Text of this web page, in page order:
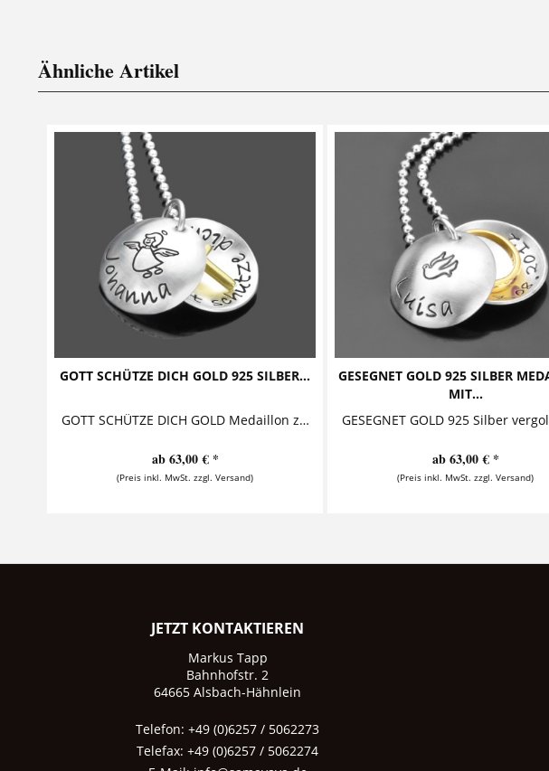
Ähnliche Artikel
GOTT SCHÜTZE DICH GOLD 925 SILBER...
GOTT SCHÜTZE DICH GOLD Medaillon zur Taufe mit vergoldetem Kreuz Diese bezaubernde Taufkette mit Gravur besteht aus einem personalisierten...
ab 63,00 € *
(Preis inkl. MwSt. zzgl. Versand)
GESEGNET GOLD 925 SILBER
MIT...
ab 63,00 € *
(Preis inkl. MwSt. zzgl. Versand)
JETZT KONTAKTIEREN
Markus Tapp
Bahnhofstr. 2
64665 Alsbach-Hähnlein
Telefon: +49 (0)6257 / 5062273
Telefax: +49 (0)6257 / 5062274